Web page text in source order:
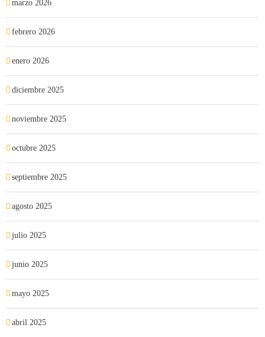
marzo 2026
febrero 2026
enero 2026
diciembre 2025
noviembre 2025
octubre 2025
septiembre 2025
agosto 2025
julio 2025
junio 2025
mayo 2025
abril 2025